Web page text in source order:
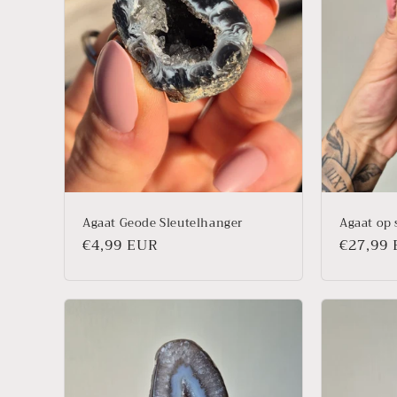
Agaat Geode Sleutelhanger
Prix
€4,99 EUR
Agaat op
Prix
€27,99